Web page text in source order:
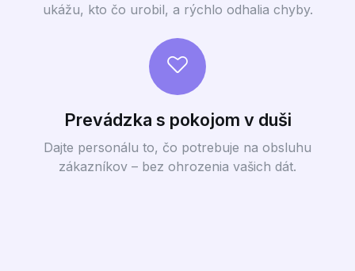
ukážu, kto čo urobil, a rýchlo odhalia chyby.
Prevádzka s pokojom v duši
Dajte personálu to, čo potrebuje na obsluhu
zákazníkov – bez ohrozenia vašich dát.